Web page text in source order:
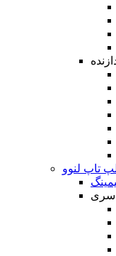
تاپ لنوو
سری